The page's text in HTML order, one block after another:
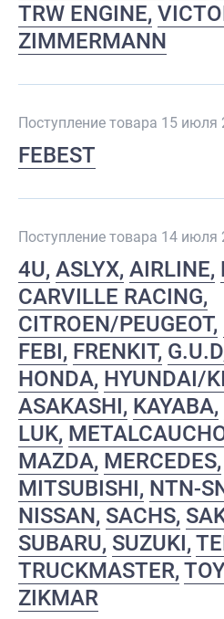
TRW ENGINE
ZIMMERMANN
Поступление товара 15 июля
FEBEST
Поступление товара 14 июля
4U ASLYX AIRLINE
CARVILLE RACING
CITROEN/PEUGEOT
FEBI FRENKIT G.U.D
HONDA HYUNDAI/
ASAKASHI KAYABA
LUK
MAZDA MERCEDES
MITSUBISHI NTN-
NISSAN SACHS
SUBARU SUZUKI
TRUCKMASTER
ZIKMAR